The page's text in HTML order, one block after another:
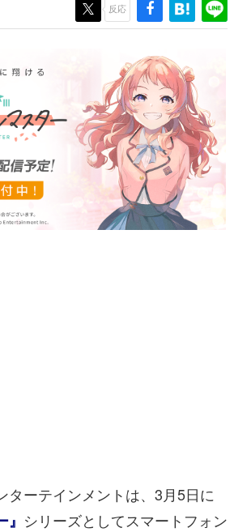
大な影響を受けた作家さんに取材し、ゲームが
ンテンツ産業やカルチャーに与えた影響を探る企
イルゲーム史における主要なトピック・タイト
するほか、開発者へのインタビューや識者による
。約20年の歴史が一望できる決定版！
たり〜ゲームクリエイターの青春〜
』『ペンと箸』等で知られるマンガ家・田中圭
よるゲーム業界レポートマンガです。
ームは面白い？
者・hamatsu氏がゲームの魅力を画面や操作の
から解き明かしていく、硬派で骨太な評論連載
反応
ターテインメントは、3月5日に
シリーズとしてスマートフォン